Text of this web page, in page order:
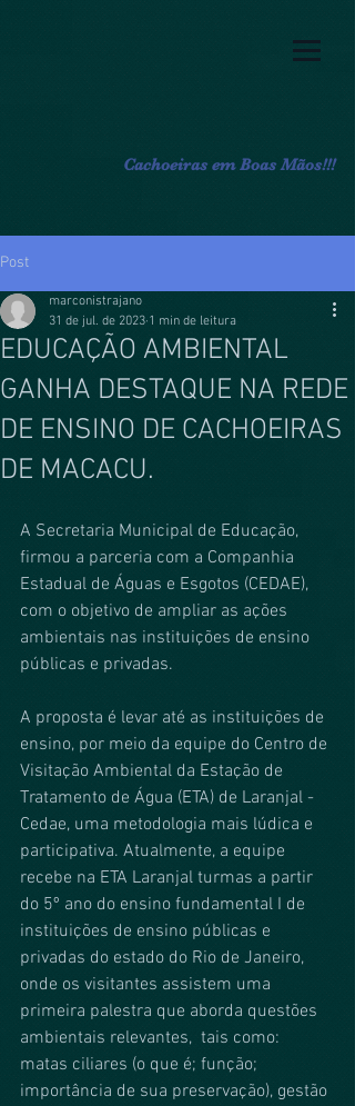
Cachoeiras em Boas Mãos!!!
Post
EDUCAÇÃO AMBIENTAL
GANHA DESTAQUE NA REDE
DE ENSINO DE CACHOEIRAS
DE MACACU.
marconistrajano
31 de jul. de 2023 1 min de leitura
A Secretaria Municipal de Educação,
firmou a parceria com a Companhia
Estadual de Águas e Esgotos (CEDAE),
com o objetivo de ampliar as ações
ambientais nas instituições de ensino
públicas e privadas.
A proposta é levar até as instituições de
ensino, por meio da equipe do Centro de
Visitação Ambiental da Estação de
Tratamento de Água (ETA) de Laranjal -
Cedae, uma metodologia mais lúdica e
participativa. Atualmente, a equipe
recebe na ETA Laranjal turmas a partir
do 5º ano do ensino fundamental I de
instituições de ensino públicas e
privadas do estado do Rio de Janeiro,
onde os visitantes assistem uma
primeira palestra que aborda questões
ambientais relevantes,  tais como:
matas ciliares (o que é; função;
importância de sua preservação), gestão